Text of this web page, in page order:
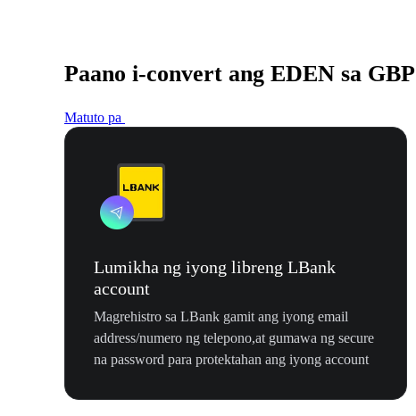
Paano i-convert ang EDEN sa GBP
Matuto pa
Lumikha ng iyong libreng LBank
account
Magrehistro sa LBank gamit ang iyong email
address/numero ng telepono,at gumawa ng secure
na password para protektahan ang iyong account